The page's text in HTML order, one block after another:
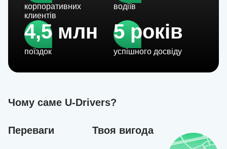
корпоративних
клиентів
водіїв
4,5 млн
поїздок
5 років
успішного досвіду
Чому саме U-Drivers?
Переваги Твоя вигода